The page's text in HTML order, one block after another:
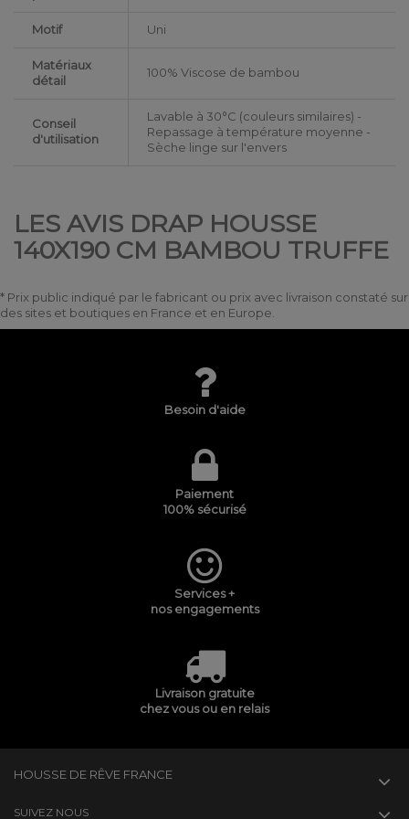
Motif Uni
Matériaux
détail
100% Viscose de bambou
Conseil
d'utilisation
Lavable à 30°C (couleurs similaires) -
Repassage à température moyenne -
Sèche linge sur l'envers
LES AVIS DRAP HOUSSE
140X190 CM BAMBOU TRUFFE
* Prix public indiqué par le fabricant ou prix avec livraison constaté sur
des sites et boutiques en France et en Europe.
Besoin d'aide
Paiement
100% sécurisé
Services +
nos engagements
Livraison gratuite
chez vous ou en relais
HOUSSE DE RÊVE FRANCE
SUIVEZ NOUS